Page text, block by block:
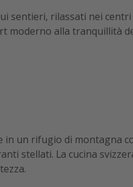
sentieri, rilassati nei
moderno alla tranquillità
un rifugio di montagna
stellati. La cucina